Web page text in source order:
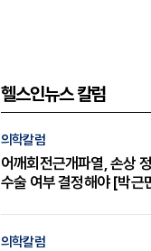
헬스인뉴스 칼럼
의학칼럼
어깨회전근개파열, 손상
수술 여부 결정해야 [박근
의학칼럼